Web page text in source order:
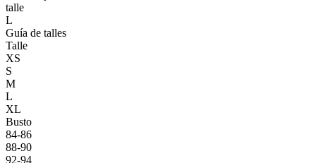
talle
L
Guía de talles
Talle
XS
S
M
L
XL
Busto
84-86
88-90
92-94